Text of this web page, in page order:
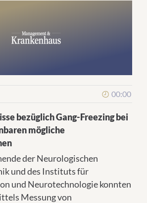
00:00
bezüglich Gang-Freezing bei
mögliche
der Neurologischen
und des Instituts für
und Neurotechnologie konnten
Messung von